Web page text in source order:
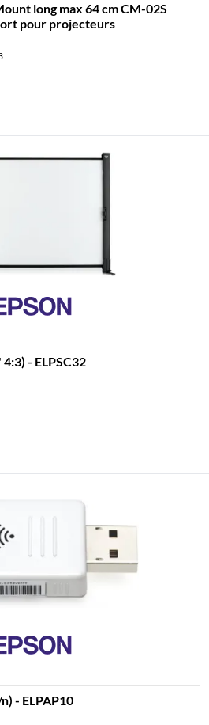
long max 64 cm CM-02S
pour projecteurs
- ELPSC32
- ELPAP10